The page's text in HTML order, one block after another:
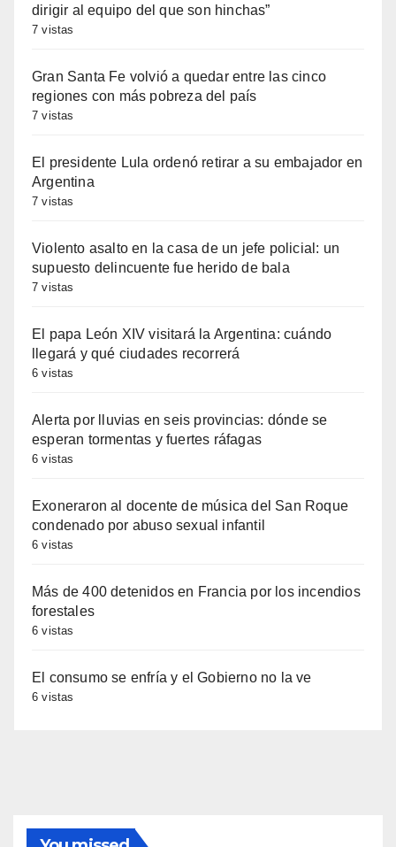
dirigir al equipo del que son hinchas”
7 vistas
Gran Santa Fe volvió a quedar entre las cinco
regiones con más pobreza del país
7 vistas
El presidente Lula ordenó retirar a su embajador en
Argentina
7 vistas
Violento asalto en la casa de un jefe policial: un
supuesto delincuente fue herido de bala
7 vistas
El papa León XIV visitará la Argentina: cuándo
llegará y qué ciudades recorrerá
6 vistas
Alerta por lluvias en seis provincias: dónde se
esperan tormentas y fuertes ráfagas
6 vistas
Exoneraron al docente de música del San Roque
condenado por abuso sexual infantil
6 vistas
Más de 400 detenidos en Francia por los incendios
forestales
6 vistas
El consumo se enfría y el Gobierno no la ve
6 vistas